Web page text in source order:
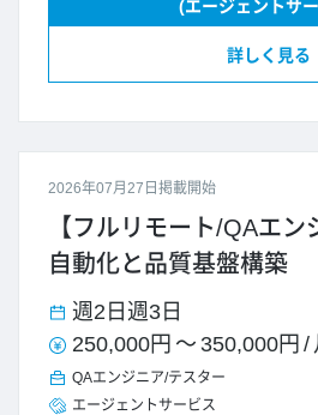
詳しく見る
(エージェントサ
2026年07月27日掲載開始
【フルリモート/QAエン
自動化と品質基盤構築
週2日 週3日
250,000円 ～ 350,000円 /
QAエンジニア/テスター
エージェントサービス